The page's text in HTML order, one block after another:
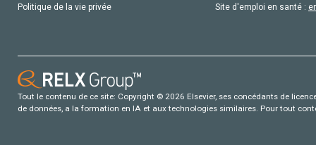
Politique de la vie privée
Site d'emploi en santé :
Tout le contenu de ce site: Copyright © 2026 Elsevier, ses concédants de
de données, a la formation en IA et aux technologies similaires. Pour tout